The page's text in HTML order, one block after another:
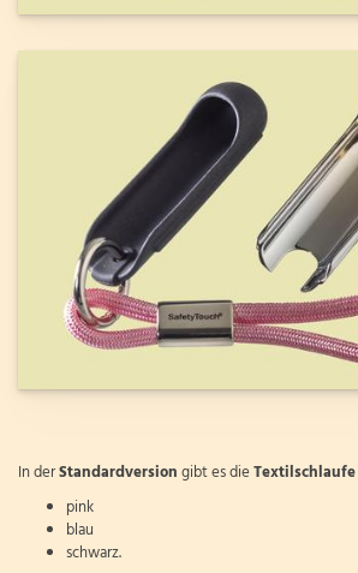
In derStandardversiongibt es dieTextilschlaufe
pink
blau
schwarz.